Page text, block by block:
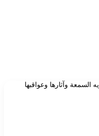
وآثارها وعواقبها